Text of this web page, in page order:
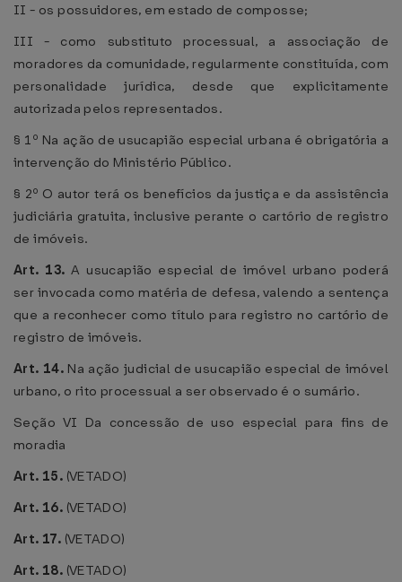
II - os possuidores, em estado de composse;
III - como substituto processual, a associação de
moradores da comunidade, regularmente constituída, com
personalidade jurídica, desde que explicitamente
autorizada pelos representados.
§ 1º Na ação de usucapião especial urbana é obrigatória a
intervenção do Ministério Público.
§ 2º O autor terá os benefícios da justiça e da assistência
judiciária gratuita, inclusive perante o cartório de registro
de imóveis.
Art. 13.A usucapião especial de imóvel urbano poderá
ser invocada como matéria de defesa, valendo a sentença
que a reconhecer como título para registro no cartório de
registro de imóveis.
Art. 14. Na ação judicial de usucapião especial de imóvel
urbano, o rito processual a ser observado é o sumário.
Seção VI Da concessão de uso especial para fins de
moradia
Art. 15. (VETADO)
Art. 16. (VETADO)
Art. 17. (VETADO)
Art. 18. (VETADO)